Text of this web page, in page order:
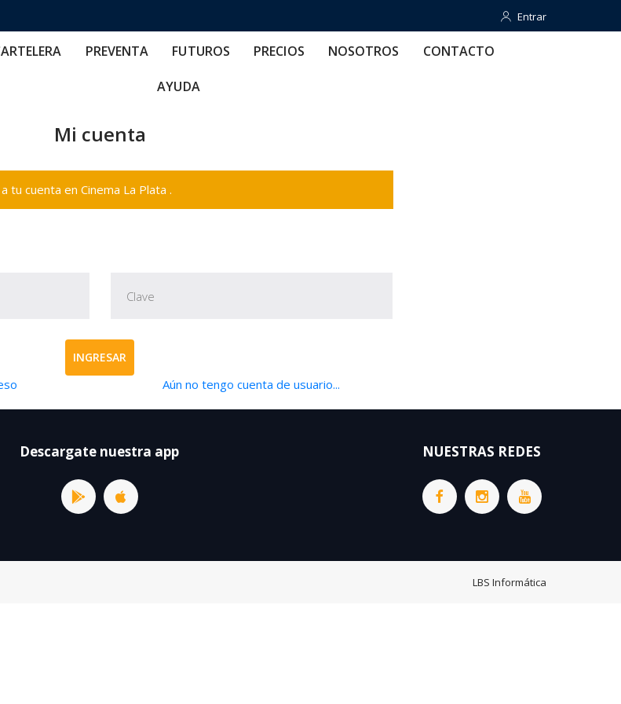
Entrar
Entrar
PREVENTA FUTUROS PRECIOS NOSOTROS CONTACTO
AYUDA
Mi cuenta
tu cuenta en Cinema La Plata .
INGRESAR
Aún no tengo cuenta de usuario...
Descargate nuestra app NUESTRAS REDES
LBS Informática